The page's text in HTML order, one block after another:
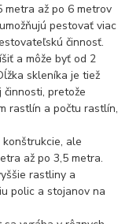
metra až po 6 metrov
pestovať viac
činnosť.
a môže byť od 2
skleníka je tiež
pretože
rastlín a počtu rastlín,
ale
až po 3,5 metra.
rastliny a
polic a stojanov na